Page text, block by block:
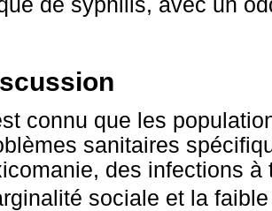
de syphilis, avec un
connu que les
sanitaires
des infections
sociale et la